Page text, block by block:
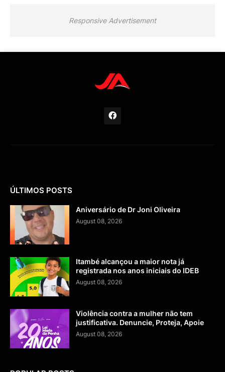
Responsive Advertisement
ÚLTIMOS POSTS
Aniversário de Dr Joni Oliveira
August 08, 2026
Itambé alcançou a maior nota já
registrada nos anos iniciais do IDEB
August 08, 2026
Violência contra a mulher não tem
justificativa. Denuncie, Proteja, Apoie
August 08, 2026